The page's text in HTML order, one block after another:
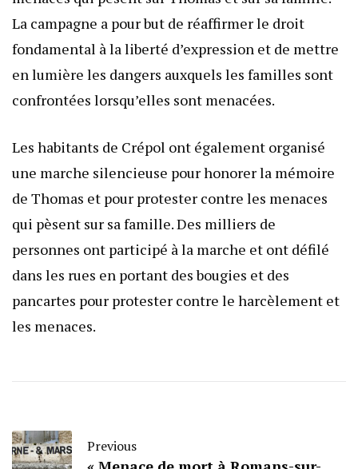
La campagne a pour but de réaffirmer le droit
fondamental à la liberté d’expression et de mettre
en lumière les dangers auxquels les familles sont
confrontées lorsqu’elles sont menacées.
Les habitants de Crépol ont également organisé
une marche silencieuse pour honorer la mémoire
de Thomas et pour protester contre les menaces
qui pèsent sur sa famille. Des milliers de
personnes ont participé à la marche et ont défilé
dans les rues en portant des bougies et des
pancartes pour protester contre le harcèlement et
les menaces.
Previous